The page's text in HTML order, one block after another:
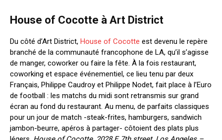
House of Cocotte à Art District
Du côté d’Art District, House of Cocotte est devenu le repère
branché de la communauté francophone de LA, qu’il s’agisse
de manger, coworker ou faire la fête. À la fois restaurant,
coworking et espace événementiel, ce lieu tenu par deux
Français, Philippe Caudroy et Philippe Nodet, fait place à l’Euro
de football : les matchs du midi sont retransmis sur grand
écran au fond du restaurant. Au menu, de parfaits classiques
pour un jour de match -steak-frites, hamburgers, sandwich
jambon-beurre, apéros à partager- côtoient des plats plus